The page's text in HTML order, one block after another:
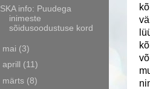
SKA info: Puudega
inimeste
sõidusoodustuse kord
mai (3)
aprill (11)
märts (8)